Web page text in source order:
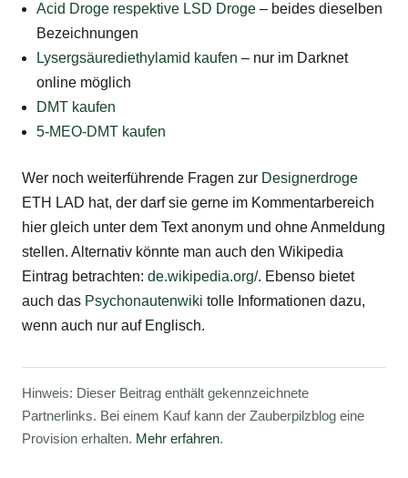
Acid Droge respektive LSD Droge – beides dieselben
Bezeichnungen
Lysergsäurediethylamid kaufen – nur im Darknet
online möglich
DMT kaufen
5-MEO-DMT kaufen
Wer noch weiterführende Fragen zur Designerdroge
ETH LAD hat, der darf sie gerne im Kommentarbereich
hier gleich unter dem Text anonym und ohne Anmeldung
stellen. Alternativ könnte man auch den Wikipedia
Eintrag betrachten: de.wikipedia.org/. Ebenso bietet
auch das Psychonautenwiki tolle Informationen dazu,
wenn auch nur auf Englisch.
Hinweis: Dieser Beitrag enthält gekennzeichnete
Partnerlinks. Bei einem Kauf kann der Zauberpilzblog eine
Provision erhalten. Mehr erfahren.